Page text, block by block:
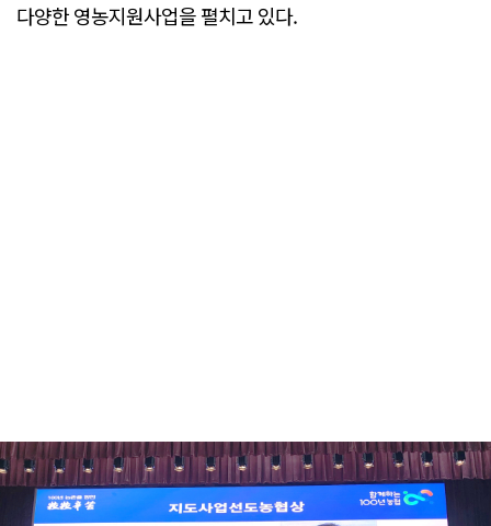
다양한 영농지원사업을 펼치고 있다.